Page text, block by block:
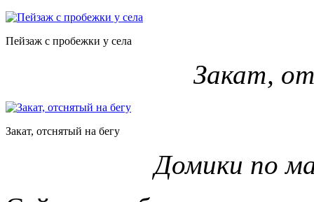
Пейзаж с пробежки у села
Закат,
Закат, отснятый на бегу
Домики по